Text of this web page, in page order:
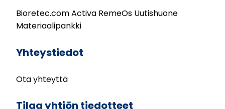
Bioretec.comActiva RemeOs Uutishuone
Materiaalipankki
Yhteystiedot
Ota yhteyttä
Tilaa yhtiön tiedotteet